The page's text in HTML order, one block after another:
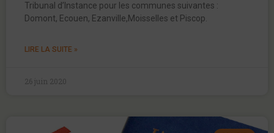
Tribunal d’Instance pour les communes suivantes :
Domont, Ecouen, Ezanville,Moisselles et Piscop.
LIRE LA SUITE »
26 juin 2020